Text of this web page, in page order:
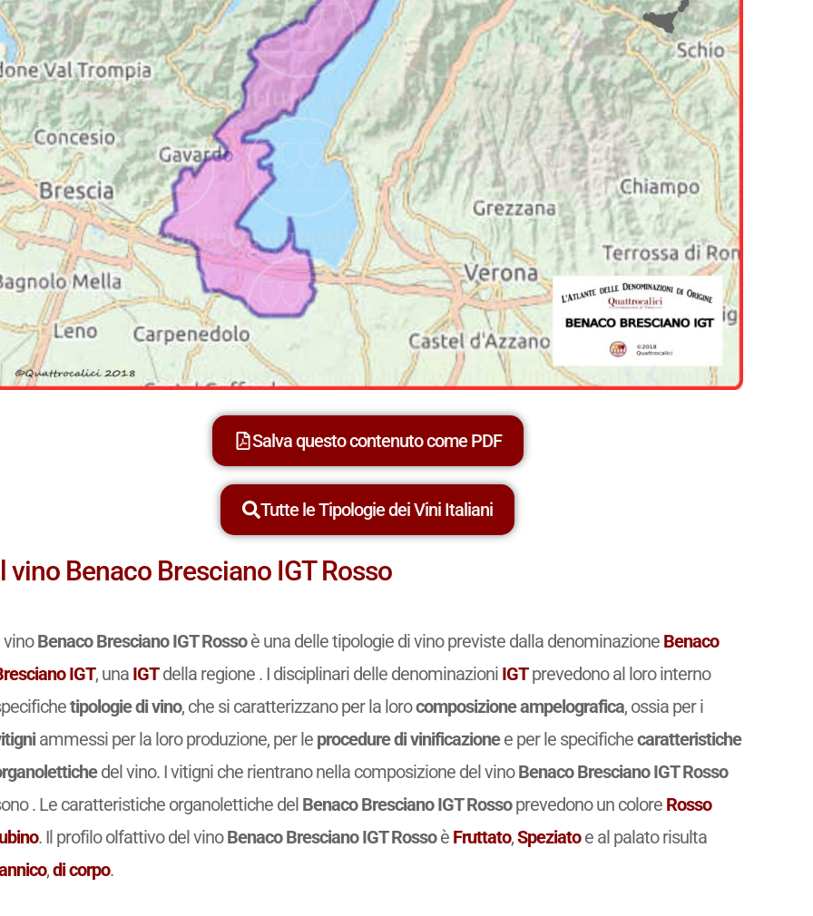
Salva questo contenuto come PDF
Tutte le Tipologie dei Vini Italiani
vino Benaco Bresciano IGT Rosso
vinoBenaco Bresciano IGT Rossoè una delle tipologie di vino previste dalla denominazione Benaco
IGT, una IGTdella regione . I disciplinari delle denominazioni IGTprevedono al loro interno
tipologie di vino, che si caratterizzano per la lorocomposizione ampelografica, ossia per i
ammessi per la loro produzione, per le procedure di vinificazionee per le specifichecaratteristiche
del vino. I vitigni che rientrano nella composizione del vinoBenaco Bresciano IGT Rosso
. Le caratteristiche organolettiche del Benaco Bresciano IGT Rossoprevedono un colore Rosso
. Il profilo olfattivo del vinoBenaco Bresciano IGT Rossoè Fruttato,Speziatoe al palato risulta
,di corpo.